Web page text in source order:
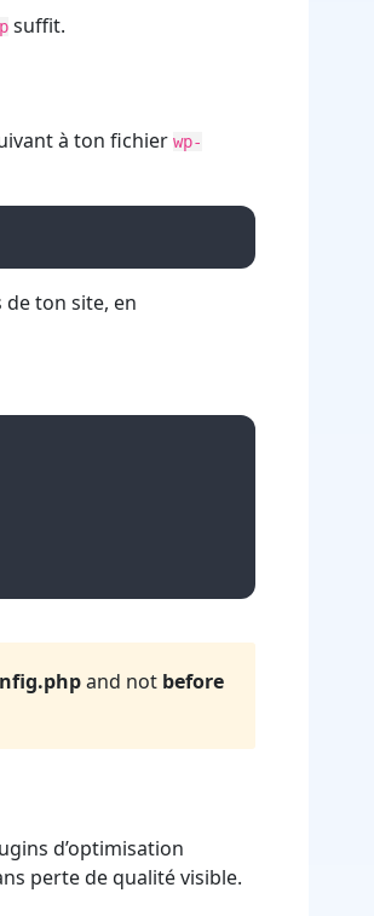
suffit.
à ton fichierwp-
de ton site, en
and not before
d’optimisation
perte de qualité visible.